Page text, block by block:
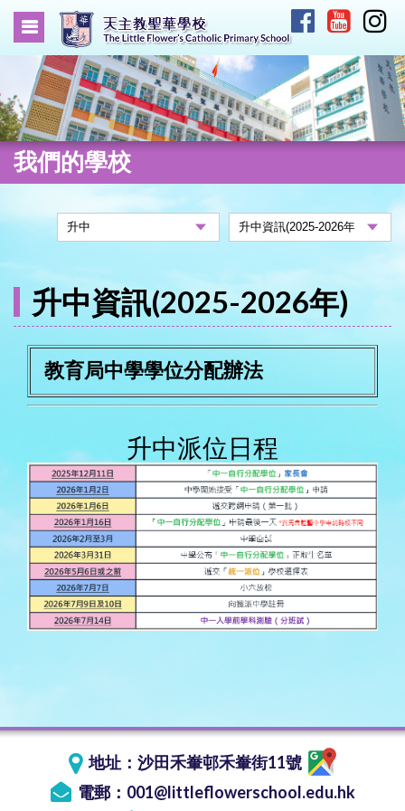
我們的學校
升中資訊(2025-2026年)
教育局中學學位分配辦法
升中派位日程
地址： 沙田禾輋邨禾輋街11號
電郵： 001@littleflowerschool.edu.hk